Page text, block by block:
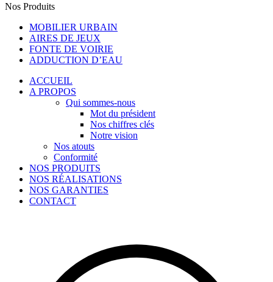
Nos Produits
MOBILIER URBAIN
AIRES DE JEUX
FONTE DE VOIRIE
ADDUCTION D’EAU
ACCUEIL
A PROPOS
Qui sommes-nous
Mot du président
Nos chiffres clés
Notre vision
Nos atouts
Conformité
NOS PRODUITS
NOS RÉALISATIONS
NOS GARANTIES
CONTACT